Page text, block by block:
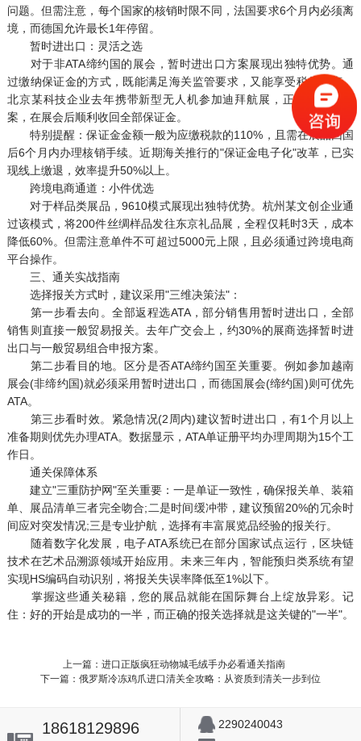
问题。但需注意，每个国家的核销时限不同，法国要求6个月内必须离
境，而德国允许最长1年停留。
暂时进出口：灵活之选
对于非ATA缔约国的展会，暂时进出口方案展现出独特优势。通
过缴纳保证金的方式，既能满足海关监管要求，又能享受税收优惠。
北京某科技企业去年携带新型无人机参加迪拜航展，正是采用此方
案，在展会后顺利收回全部保证金。
特别提醒：保证金金额一般为应缴税款的110%，且需在展品回国
后6个月内办理核销手续。近期海关推行的"保证金电子化"改革，已实
现线上缴退，效率提升50%以上。
跨境电商通道：小件优选
对于样品类展品，9610模式展现出独特优势。杭州某文创企业通
过该模式，将200件丝绸样品发往东京礼品展，全程仅耗时3天，成本
降低60%。但需注意单件不可超过5000元上限，且必须通过跨境电商
平台操作。
三、通关实战指南
选择报关方式时，建议采用"三维决策法"：
第一步看去向。全部返程选ATA，部分销售用暂时进出口，全部
销售则直接一般贸易报关。去年广交会上，约30%的展商选择暂时进
出口与一般贸易组合申报方案。
第二步看目的地。区分是否ATA缔约国至关重要。例如参加越南
展会(非缔约国)就必须采用暂时进出口，而德国展会(缔约国)则可优先
ATA。
第三步看时效。紧急情况(2周内)建议暂时进出口，有1个月以上
准备期则优先办理ATA。数据显示，ATA单证册平均办理周期为15个工
作日。
通关保障体系
建立"三重防护网"至关重要：一是单证一致性，确保报关单、装箱
单、展品清单三者完全吻合;二是时间缓冲带，建议预留20%的冗余时
间应对突发情况;三是专业护航，选择有丰富展览品经验的报关行。
随着数字化发展，电子ATA系统已在部分国家试点运行，区块链
技术在艺术品溯源领域开始应用。未来三年内，智能预归类系统有望
实现HS编码自动识别，将报关失误率降低至1%以下。
掌握这些通关秘籍，您的展品就能在国际舞台上绽放异彩。记
住：好的开始是成功的一半，而正确的报关选择就是这关键的"一半"。
上一篇：进口正版疯狂动物城毛绒手办必看通关指南
下一篇：俄罗斯冷冻鸡爪进口清关全攻略：从资质到清关一步到位
18618129896
2290240043